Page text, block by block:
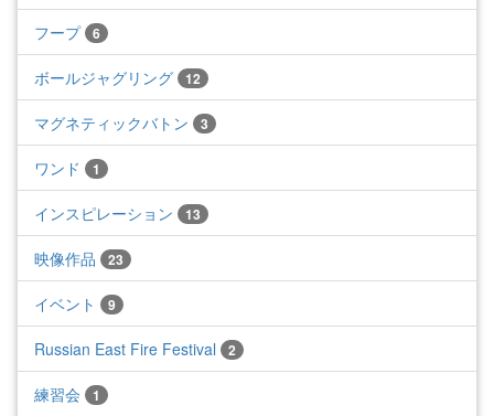
フープ 6
ボールジャグリング 12
マグネティックバトン 3
ワンド 1
インスピレーション 13
映像作品 23
イベント 9
Russian East Fire Festival 2
練習会 1